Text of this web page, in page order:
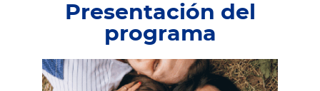
Presentación del
programa